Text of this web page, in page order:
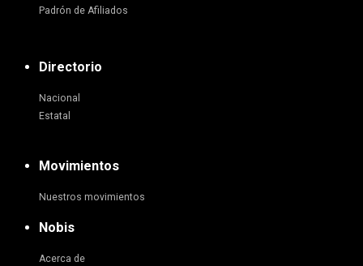
Padrón de Afiliados
Directorio
Nacional
Estatal
Movimientos
Nuestros movimientos
Nobis
Acerca de